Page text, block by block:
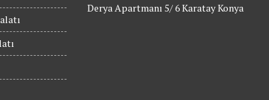
Derya Apartmanı 5/ 6 Karatay Konya